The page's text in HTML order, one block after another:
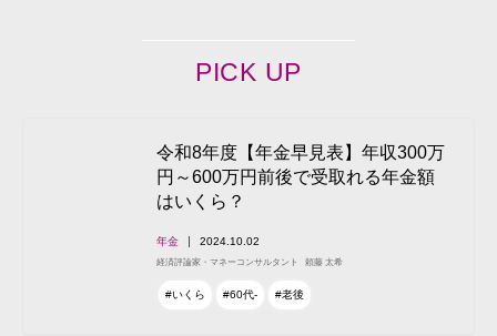
PICK UP
令和8年度【年金早見表】年収300万
円～600万円前後で受取れる年金額
はいくら？
年金 2024.10.02
経済評論家・マネーコンサルタント 頼藤 太希
#いくら #60代- #老後